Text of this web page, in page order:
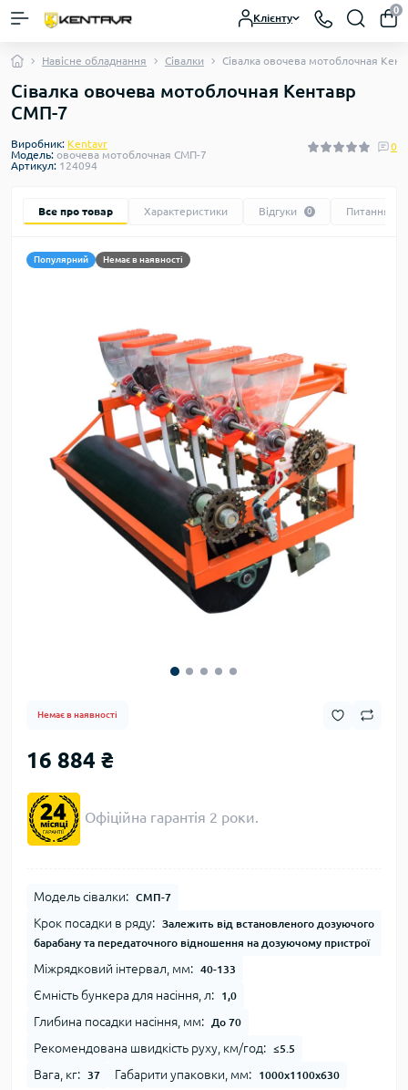
Клієнту
0
Навісне обладнання Сівалки Сівалка овочева мотоблочная
Сівалка овочева мотоблочная Кентавр
СМП-7
Виробник: Kentavr
Модель: овочева мотоблочная СМП-7
Артикул: 124094
0
Все про товар Характеристики Відгуки 0 Питання
Популярний Немає в наявності
Немає в наявності
16 884 ₴
Офіційна гарантія 2 роки.
Модель сівалки: СМП-7
Крок посадки в ряду:
Залежить від встановленого дозуючого
барабану та передаточного відношення на дозуючому пристрої
Міжрядковий інтервал, мм: 40-133
Ємність бункера для насіння, л: 1,0
Глибина посадки насіння, мм: До 70
Рекомендована швидкість руху, км/год: ≤5.5
Вага, кг: 37 Габарити упаковки, мм: 1000х1100х630